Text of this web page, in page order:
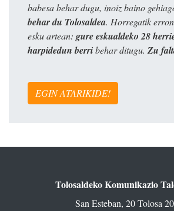
babesa behar dugu, inoiz baino
behar du Tolosaldea. Horregatik
esku artean: gure eskualdeko 28
harpidedun berribehar ditugu. Zu
EGIN ATARIKIDE!
Tolosaldeko Komunikazio
San Esteban, 20 Tolosa